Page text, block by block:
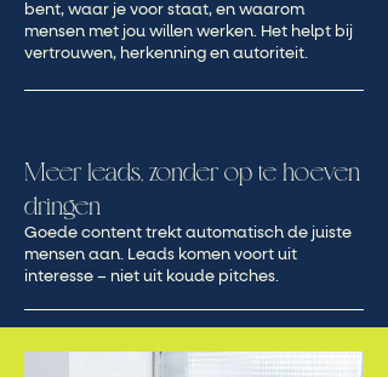
bent, waar je voor staat, en waarom
mensen met jou willen werken. Het helpt bij
vertrouwen, herkenning en autoriteit.
Meer leads, zonder op te hoeven
dringen
Goede content trekt automatisch de juiste
mensen aan. Leads komen voort uit
interesse – niet uit koude pitches.